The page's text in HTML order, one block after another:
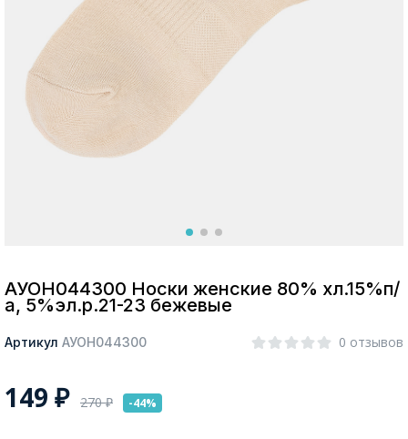
Москва
АУОН044300 Носки женские 80% хл.15%п/
а, 5%эл.р.21-23 бежевые
Артикул АУОН044300 0 отзывов
149 ₽ 270₽ -44%